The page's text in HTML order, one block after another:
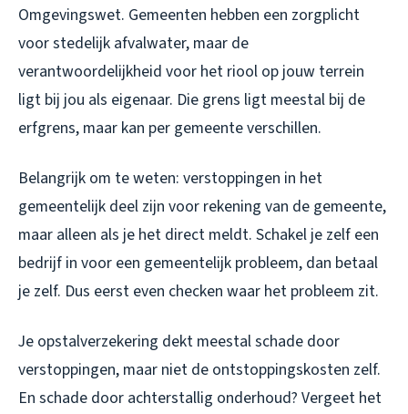
Omgevingswet. Gemeenten hebben een zorgplicht
voor stedelijk afvalwater, maar de
verantwoordelijkheid voor het riool op jouw terrein
ligt bij jou als eigenaar. Die grens ligt meestal bij de
erfgrens, maar kan per gemeente verschillen.
Belangrijk om te weten: verstoppingen in het
gemeentelijk deel zijn voor rekening van de gemeente,
maar alleen als je het direct meldt. Schakel je zelf een
bedrijf in voor een gemeentelijk probleem, dan betaal
je zelf. Dus eerst even checken waar het probleem zit.
Je opstalverzekering dekt meestal schade door
verstoppingen, maar niet de ontstoppingskosten zelf.
En schade door achterstallig onderhoud? Vergeet het